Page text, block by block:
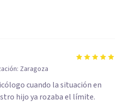
Zaragoza
cuando la situación en
hijo ya rozaba el límite.